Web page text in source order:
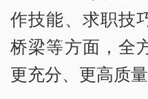
作技能、求职技
桥梁等方面，全
更充分、更高质量